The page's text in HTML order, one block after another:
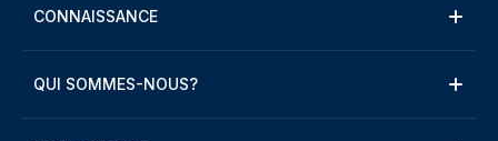
CONNAISSANCE
QUI SOMMES-NOUS?